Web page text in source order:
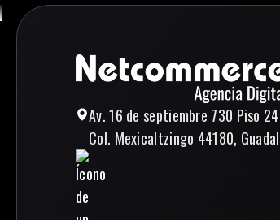
Av. 16 de septiembre 730 Piso
Col. Mexicaltzingo 44180,